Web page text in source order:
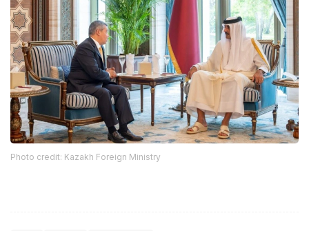
Photo credit: Kazakh Foreign Ministry